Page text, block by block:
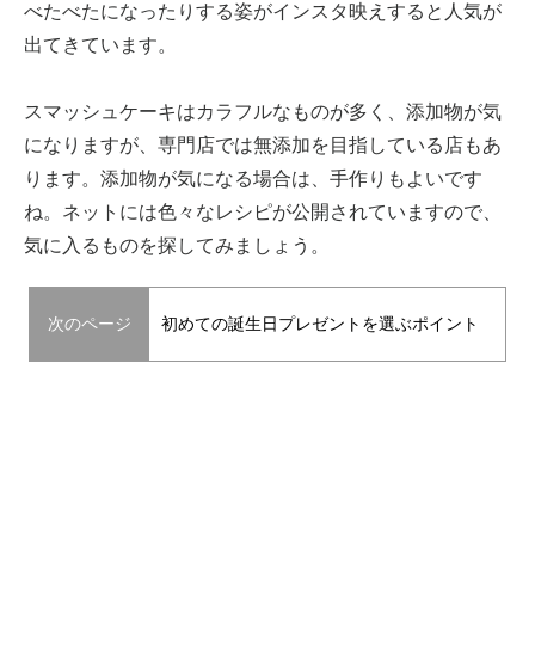
べたべたになったりする姿がインスタ映えすると人気が
出てきています。
スマッシュケーキはカラフルなものが多く、添加物が気
になりますが、専門店では無添加を目指している店もあ
ります。添加物が気になる場合は、手作りもよいです
ね。ネットには色々なレシピが公開されていますので、
気に入るものを探してみましょう。
次のページ 初めての誕生日プレゼントを選ぶポイント